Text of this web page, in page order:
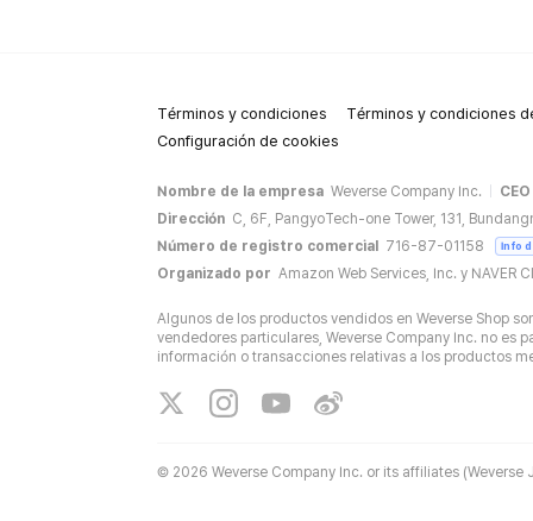
Términos y condiciones
Términos y condiciones
Configuración de cookies
Nombre de la empresa Weverse Company Inc.
CEO
Dirección C, 6F, PangyoTech-one Tower, 131,
Número de registro comercial
716-87-01158 Info
Organizado por Amazon Web Services, Inc. y NAVER
Algunos de los productos vendidos en Weverse Shop
vendedores particulares, Weverse Company Inc. no
información o transacciones relativas a los productos
© 2026 Weverse Company Inc. or its affiliates